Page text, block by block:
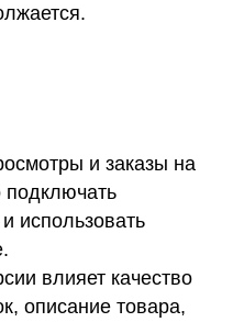
и заказы на
подключать
использовать
влияет качество
описание товара,